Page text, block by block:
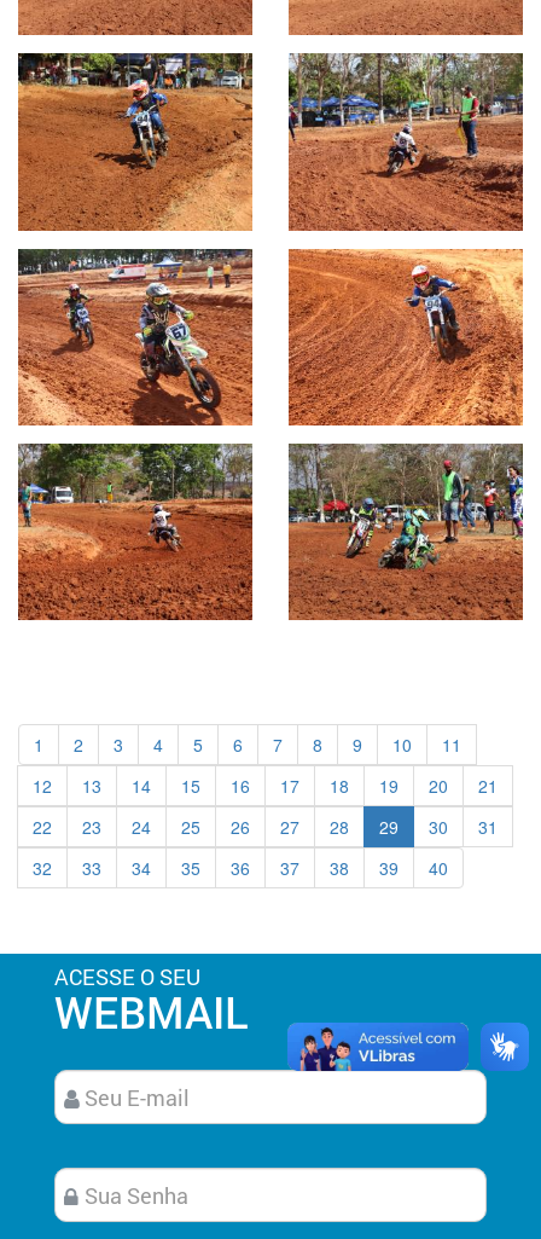
1 2 3 4 5 6 7 8 9 10
11
12
13 14 15 16 17 18 19 20
21
22
23 24 25 26 27 28 29 30
31
32
33 34 35 36 37 38 39 40
ACESSE O SEU
WEBMAIL